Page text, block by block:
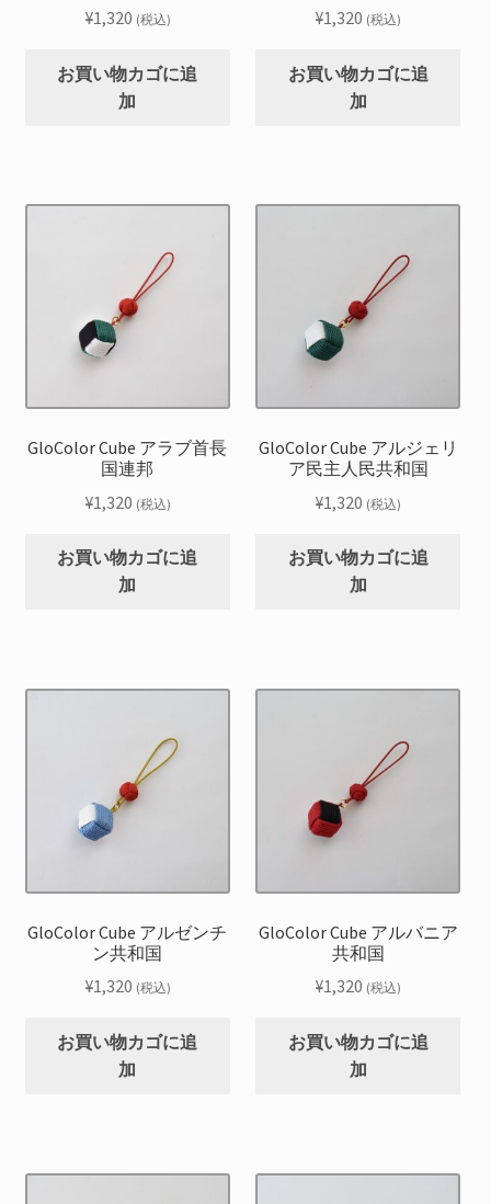
¥1,320 (税込)
お買い物カゴに追
加
¥1,320 (税込)
お買い物カゴに追
加
GloColor Cube アラブ首長
国連邦
¥1,320 (税込)
お買い物カゴに追
加
GloColor Cube アルジェリ
ア民主人民共和国
¥1,320 (税込)
お買い物カゴに追
加
GloColor Cube アルゼンチ
ン共和国
¥1,320 (税込)
お買い物カゴに追
加
GloColor Cube アルバニア
共和国
¥1,320 (税込)
お買い物カゴに追
加